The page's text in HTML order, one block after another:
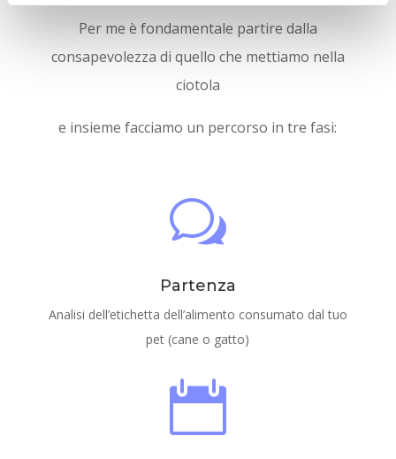
Per me è fondamentale partire dalla
consapevolezza di quello che mettiamo nella
ciotola
e insieme facciamo un percorso in tre fasi:
w
Partenza
Analisi dell’etichetta dell’alimento consumato dal tuo
pet (cane o gatto)
